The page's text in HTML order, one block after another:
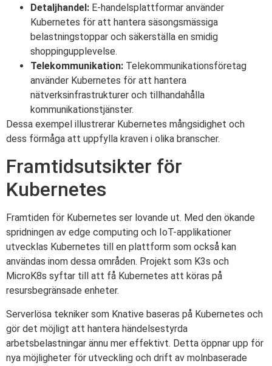
Detaljhandel: E-handelsplattformar använder
Kubernetes för att hantera säsongsmässiga
belastningstoppar och säkerställa en smidig
shoppingupplevelse.
Telekommunikation: Telekommunikationsföretag
använder Kubernetes för att hantera
nätverksinfrastrukturer och tillhandahålla
kommunikationstjänster.
Dessa exempel illustrerar Kubernetes mångsidighet och
dess förmåga att uppfylla kraven i olika branscher.
Framtidsutsikter för
Kubernetes
Framtiden för Kubernetes ser lovande ut. Med den ökande
spridningen av edge computing och IoT-applikationer
utvecklas Kubernetes till en plattform som också kan
användas inom dessa områden. Projekt som K3s och
MicroK8s syftar till att få Kubernetes att köras på
resursbegränsade enheter.
Serverlösa tekniker som Knative baseras på Kubernetes och
gör det möjligt att hantera händelsestyrda
arbetsbelastningar ännu mer effektivt. Detta öppnar upp för
nya möjligheter för utveckling och drift av molnbaserade